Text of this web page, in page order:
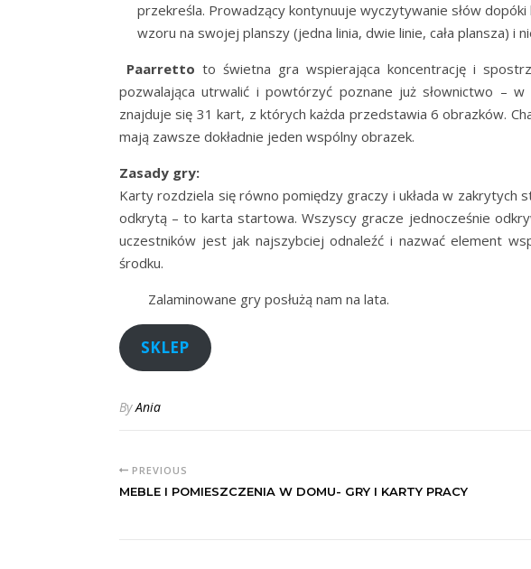
przekreśla. Prowadzący kontynuuje wyczytywanie słów
wzoru na swojej planszy (jedna linia, dwie linie, cała plansza) i
Paarretto to świetna gra wspierająca koncentrację i
pozwalająca utrwalić i powtórzyć poznane już słownictwo –
znajduje się 31 kart, z których każda przedstawia 6 obrazków.
mają zawsze dokładnie jeden wspólny obrazek.
Zasady gry:
Karty rozdziela się równo pomiędzy graczy i układa w zakrytych
odkrytą – to karta startowa. Wszyscy gracze jednocześnie
uczestników jest jak najszybciej odnaleźć i nazwać element
środku.
Zalaminowane gry posłużą nam na lata.
SKLEP
ByAnia
PREVIOUS
MEBLE I POMIESZCZENIA W DOMU- GRY I KARTY PRACY